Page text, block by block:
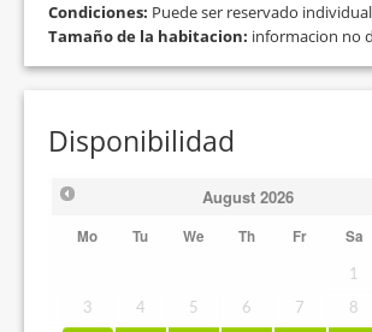
Condiciones: Puede ser reservado
Tamaño de la habitacion: informacion no
Disponibilidad
August 2026
Mo Tu We Th Fr Sa
1
3 4 5 6 7 8